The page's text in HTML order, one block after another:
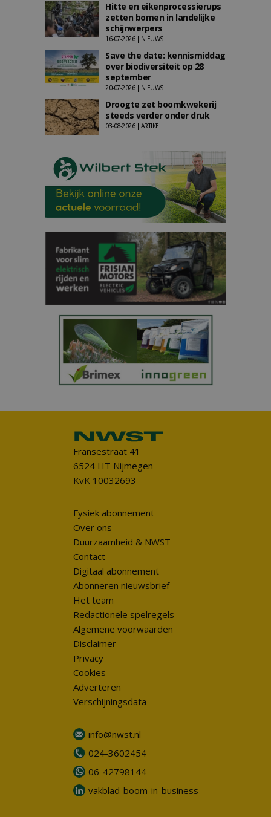
Hitte en eikenprocessierups
zetten bomen in landelijke
schijnwerpers
16-07-2026 | NIEUWS
Save the date: kennismiddag
over biodiversiteit op 28
september
20-07-2026 | NIEUWS
Droogte zet boomkwekerij
steeds verder onder druk
03-08-2026 | ARTIKEL
Fransestraat 41
6524 HT Nijmegen
KvK 10032693
Fysiek abonnement
Over ons
Duurzaamheid & NWST
Contact
Digitaal abonnement
Abonneren nieuwsbrief
Het team
Redactionele spelregels
Algemene voorwaarden
Disclaimer
Privacy
Cookies
Adverteren
Verschijningsdata
info@nwst.nl
024-3602454
06-42798144
vakblad-boom-in-business